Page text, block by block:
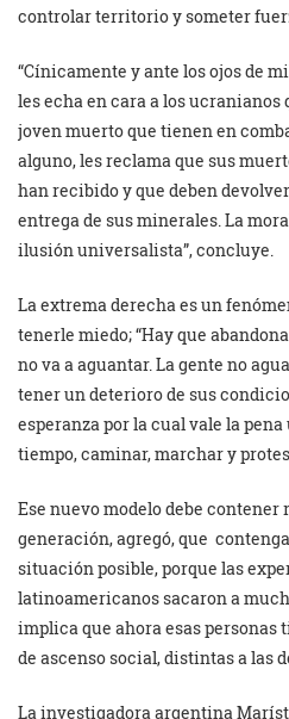
controlar territorio y someter
“Cínicamente y ante los ojos de
les echa en cara a los ucranianos
joven muerto que tienen en
alguno, les reclama que sus
han recibido y que deben
entrega de sus minerales. La
ilusión universalista”, concluye.
La extrema derecha es un
tenerle miedo; “Hay que
no va a aguantar. La gente no
tener un deterioro de sus
esperanza por la cual vale la
tiempo, caminar, marchar y
Ese nuevo modelo debe contener
generación, agregó, que
situación posible, porque las
latinoamericanos sacaron a
implica que ahora esas
de ascenso social, distintas a las
La investigadora argentina